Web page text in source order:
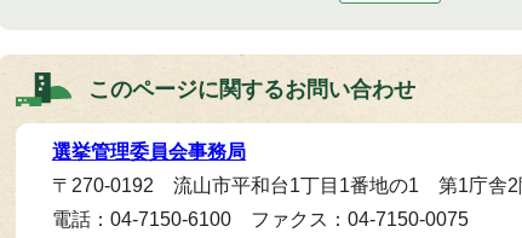
このページに関するお問い合わせ
選挙管理委員会事務局
〒270-0192 流山市平和台1丁目1番地の1 第1庁舎2
電話：04-7150-6100 ファクス：04-7150-0075